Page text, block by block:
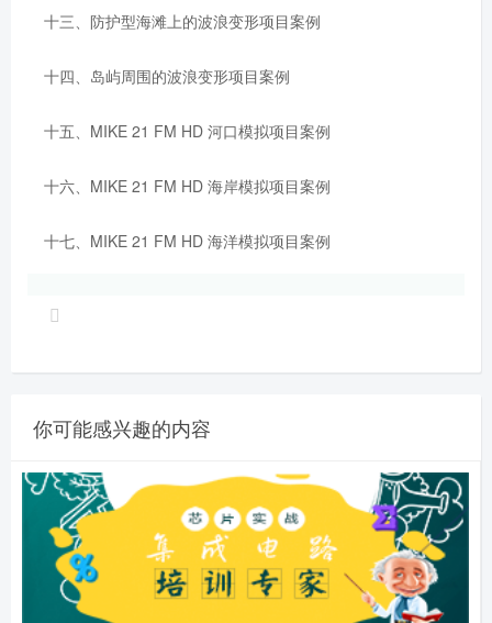
十三、防护型海滩上的波浪变形项目案例
十四、岛屿周围的波浪变形项目案例
十五、MIKE 21 FM HD 河口模拟项目案例
十六、MIKE 21 FM HD 海岸模拟项目案例
十七、MIKE 21 FM HD 海洋模拟项目案例
你可能感兴趣的内容